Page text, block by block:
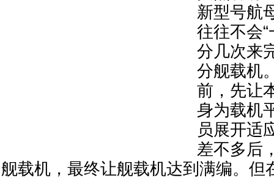
新型号航
往往不会
分几次来
分舰载机
前，先让
身为载机
员展开适
差不多后
舰载机，最终让舰载机达到满编。但